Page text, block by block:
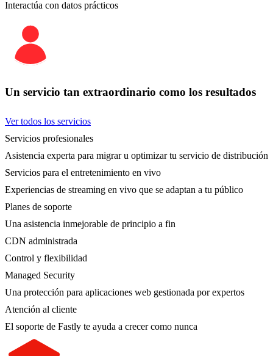
Interactúa con datos prácticos
Un servicio tan extraordinario como los resultados
Ver todos los servicios
Servicios profesionales
Asistencia experta para migrar u optimizar tu servicio de distribución
Servicios para el entretenimiento en vivo
Experiencias de streaming en vivo que se adaptan a tu público
Planes de soporte
Una asistencia inmejorable de principio a fin
CDN administrada
Control y flexibilidad
Managed Security
Una protección para aplicaciones web gestionada por expertos
Atención al cliente
El soporte de Fastly te ayuda a crecer como nunca